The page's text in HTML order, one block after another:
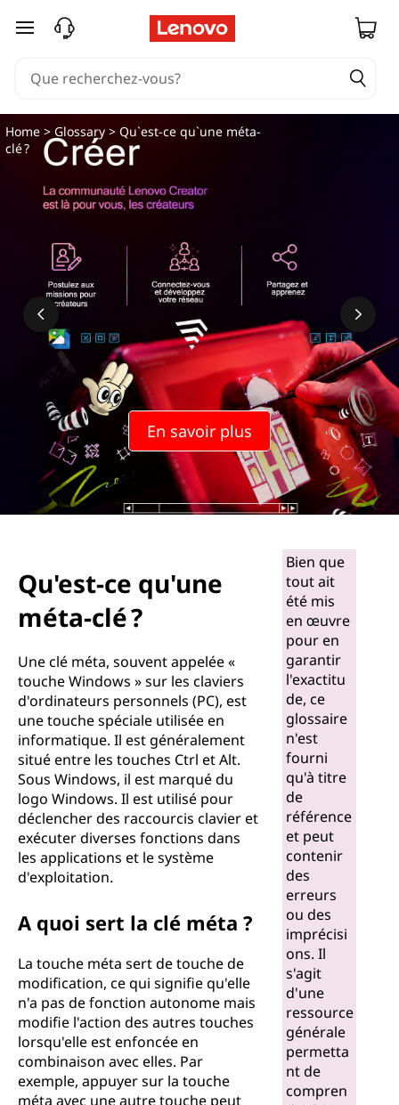
passer au contenu principal
En savoir plus
Home >Glossary > Qu`est-ce qu`une méta-
clé ?
Qu'est-ce qu'une
méta-clé ?
Une clé méta, souvent appelée «
touche Windows » sur les claviers
d'ordinateurs personnels (PC), est
une touche spéciale utilisée en
informatique. Il est généralement
situé entre les touches Ctrl et Alt.
Sous Windows, il est marqué du
logo Windows. Il est utilisé pour
déclencher des raccourcis clavier et
exécuter diverses fonctions dans
les applications et le système
d'exploitation.
A quoi sert la clé méta ?
La touche méta sert de touche de
modification, ce qui signifie qu'elle
n'a pas de fonction autonome mais
modifie l'action des autres touches
lorsqu'elle est enfoncée en
combinaison avec elles. Par
exemple, appuyer sur la touche
méta avec une autre touche peut
Bien que
tout ait
été mis
en œuvre
pour en
garantir
l'exactitu
de, ce
glossaire
n'est
fourni
qu'à titre
de
référence
et peut
contenir
des
erreurs
ou des
imprécisi
ons. Il
s'agit
d'une
ressource
générale
permetta
nt de
compren